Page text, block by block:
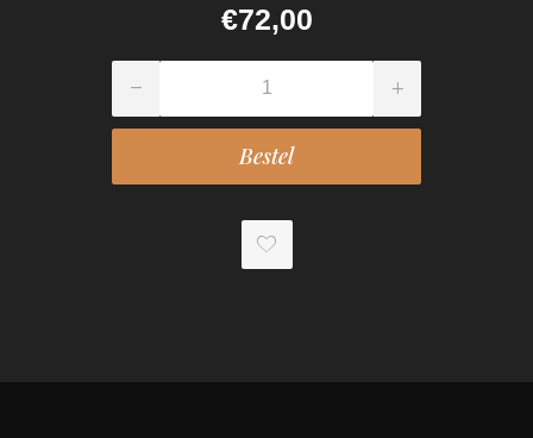
€72,00